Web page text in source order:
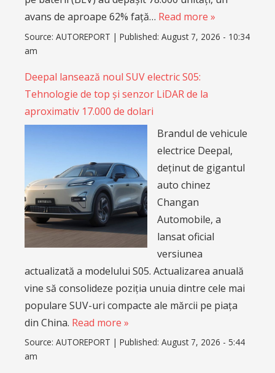
avans de aproape 62% față… Read more »
Source: AUTOREPORT | Published: August 7, 2026 - 10:34
am
Deepal lansează noul SUV electric S05:
Tehnologie de top și senzor LiDAR de la
aproximativ 17.000 de dolari
Brandul de vehicule
electrice Deepal,
deținut de gigantul
auto chinez
Changan
Automobile, a
lansat oficial
versiunea
actualizată a modelului S05. Actualizarea anuală
vine să consolideze poziția unuia dintre cele mai
populare SUV-uri compacte ale mărcii pe piața
din China. Read more »
Source: AUTOREPORT | Published: August 7, 2026 - 5:44
am